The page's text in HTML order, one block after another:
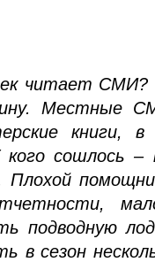
читает
Местные
книги,
сошлось –
подводную
в сезон